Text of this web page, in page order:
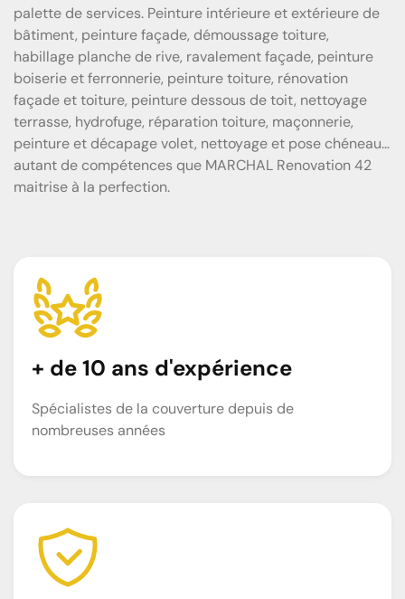
palette de services. Peinture intérieure et extérieure de
bâtiment, peinture façade, démoussage toiture,
habillage planche de rive, ravalement façade, peinture
boiserie et ferronnerie, peinture toiture, rénovation
façade et toiture, peinture dessous de toit, nettoyage
terrasse, hydrofuge, réparation toiture, maçonnerie,
peinture et décapage volet, nettoyage et pose chéneau…
autant de compétences que MARCHAL Renovation 42
maitrise à la perfection.
+ de 10 ans d'expérience
Spécialistes de la couverture depuis de
nombreuses années